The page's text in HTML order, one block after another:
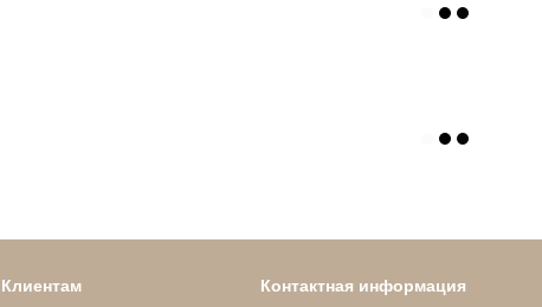
Клиентам Контактная информация